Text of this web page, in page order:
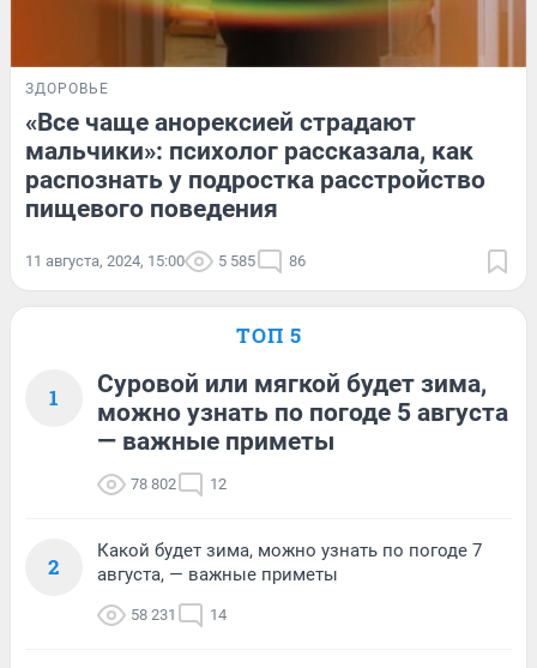
ЗДОРОВЬЕ
«Все чаще анорексией страдают
мальчики»: психолог рассказала, как
распознать у подростка расстройство
пищевого поведения
11 августа, 2024, 15:00 5 585 86
ТОП 5
1
Суровой или мягкой будет зима,
можно узнать по погоде 5 августа
— важные приметы
78 802 12
2
Какой будет зима, можно узнать по погоде 7
августа, — важные приметы
58 231 14